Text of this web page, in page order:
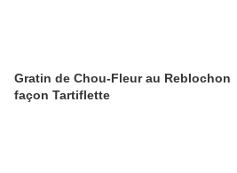
Gratin de Chou-Fleur au Reblochon
façon Tartiflette